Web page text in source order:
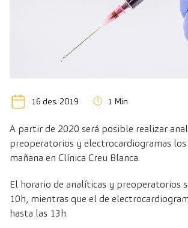
16 des. 2019 1 Min
A partir de 2020 será posible realizar
preoperatorios y electrocardiogramas
mañana en Clínica Creu Blanca.
El horario de analíticas y preoperatorios
10h, mientras que el de
hasta las 13h.